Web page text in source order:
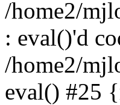
/home2/
: eval()'d
/home2/
eval() #25